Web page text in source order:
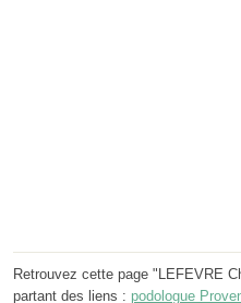
Retrouvez cette page "LEFEVRE
partant des liens : podologue